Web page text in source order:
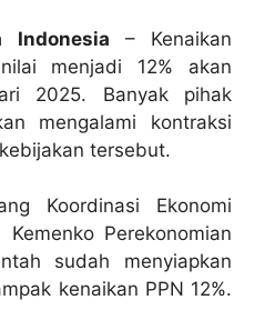
Indonesia – Kenaikan
menjadi 12% akan
2025. Banyak pihak
mengalami kontraksi
tersebut.
Koordinasi Ekonomi
Perekonomian
sudah menyiapkan
kenaikan PPN 12%.